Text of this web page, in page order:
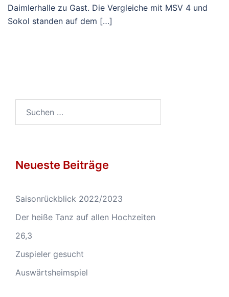
Daimlerhalle zu Gast. Die Vergleiche mit MSV 4 und
Sokol standen auf dem […]
Neueste Beiträge
Saisonrückblick 2022/2023
Der heiße Tanz auf allen Hochzeiten
26,3
Zuspieler gesucht
Auswärtsheimspiel